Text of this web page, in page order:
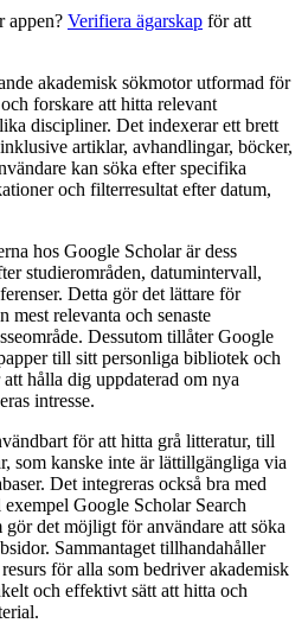
appen? Verifiera ägarskap för att
akademisk sökmotor utformad för
forskare att hitta relevant
discipliner. Det indexerar ett brett
artiklar, avhandlingar, böcker,
kan söka efter specifika
och filterresultat efter datum,
hos Google Scholar är dess
studierområden, datumintervall,
Detta gör det lättare för
mest relevanta och senaste
Dessutom tillåter Google
till sitt personliga bibliotek och
hålla dig uppdaterad om nya
intresse.
för att hitta grå litteratur, till
som kanske inte är lättillgängliga via
Det integreras också bra med
Google Scholar Search
det möjligt för användare att söka
Sammantaget tillhandahåller
för alla som bedriver akademisk
och effektivt sätt att hitta och